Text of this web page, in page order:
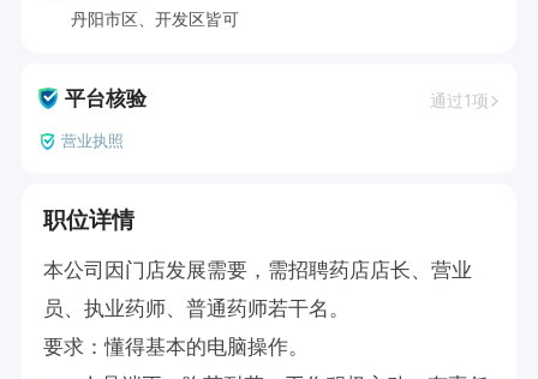
丹阳市区、开发区皆可
平台核验 通过1项
营业执照
职位详情
本公司因门店发展需要，需招聘药店店长、营业
员、执业药师、普通药师若干名。
要求：懂得基本的电脑操作。